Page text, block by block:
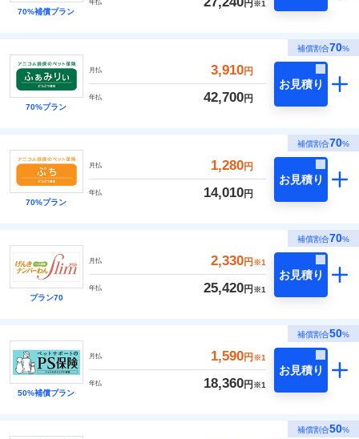
70%補償プラン
年払 円 ※1
補償割合70%
70%プラン
月払 3,910円
年払 42,700円
お見積り
補償割合70%
70%プラン
月払 1,280円
年払 14,010円
お見積り
補償割合70%
プラン70
月払 2,330円 ※1
年払 25,420円 ※1
お見積り
補償割合50%
50%補償プラン
月払 1,590円 ※1
年払 18,360円 ※1
お見積り
補償割合50%